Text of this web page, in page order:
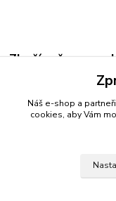
Zboží zařazeno v
-
Náš e-shop a
cookies, aby Vám